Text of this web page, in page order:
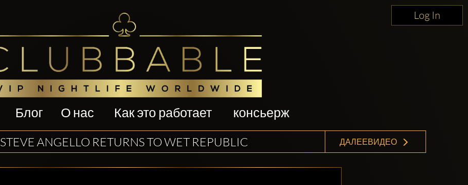
Log In
Блог О нас Как это работает консьерж
STEVE ANGELLO RETURNS TO WET REPUBLIC ДАЛЕЕВИДЕО